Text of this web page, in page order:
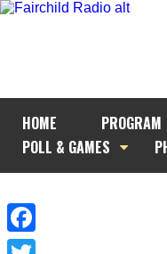
HOME PROGRAM
POLL & GAMES
Facebook